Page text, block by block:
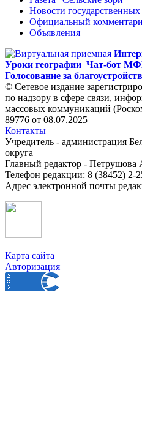
Новости государственных
Официальный
Объявления
Уроки географии Чат-бот
Голосование за
© Сетевое издание
по надзору в сфере связи,
массовых коммуникаций
89776 от 08.07.2025
Контакты
Учредитель - администрация
округа
Главный редактор - Петрушова
Телефон редакции: 8 (38452) 2-
Адрес электронной почты
Карта сайта
Авторизация